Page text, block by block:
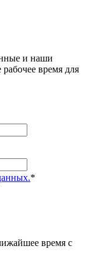
и наши
время для
*
время с